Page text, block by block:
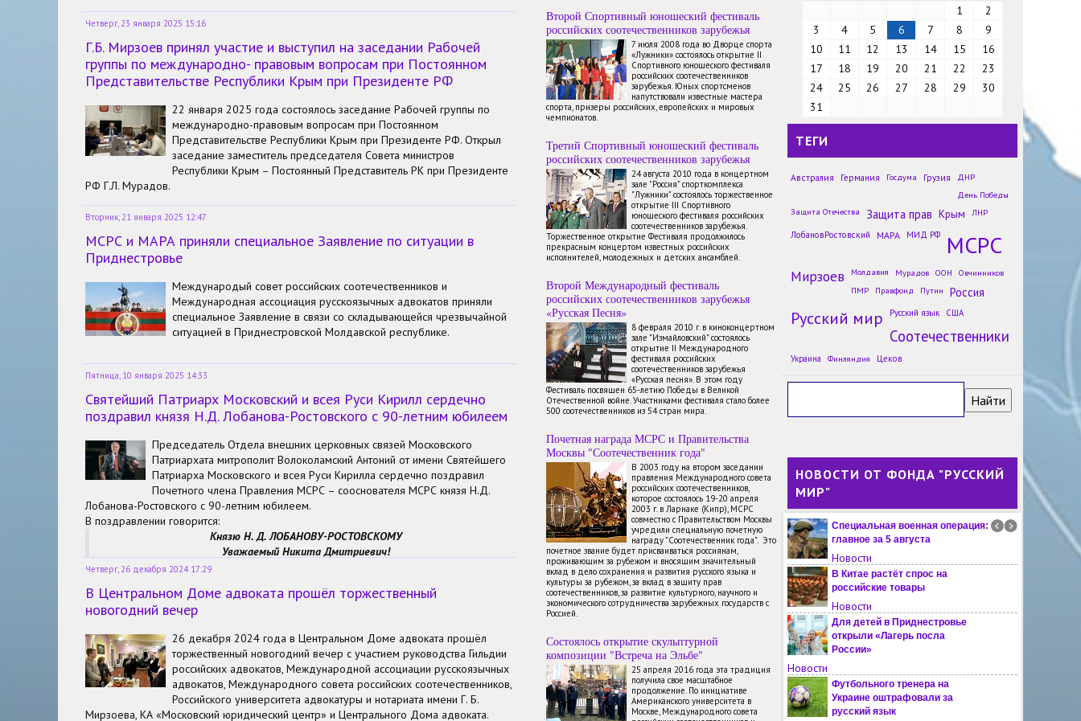
Четверг, 23 января 2025 15:16
Г.Б. Мирзоев принял участие и выступил на заседании Рабочей
группы по международно- правовым вопросам при Постоянном
Представительстве Республики Крым при Президенте РФ
22 января 2025 года состоялось заседание Рабочей группы по
международно-правовым вопросам при Постоянном
Представительстве Республики Крым при Президенте РФ. Открыл
заседание заместитель председателя Совета министров
Республики Крым – Постоянный Представитель РК при Президенте
РФ Г.Л. Мурадов.
Вторник, 21 января 2025 12:47
МСРС и МАРА приняли специальное Заявление по ситуации в
Приднестровье
Международый совет российских соотечественников и
Международная ассоциация русскоязычных адвокатов приняли
специальное Заявление в связи со складывающейся чрезвычайной
ситуацией в Приднестровской Молдавской республике.
Пятница, 10 января 2025 14:33
Святейший Патриарх Московский и всея Руси Кирилл сердечно
поздравил князя Н.Д. Лобанова-Ростовского с 90-летним юбилеем
Председатель Отдела внешних церковных связей Московского
Патриархата митрополит Волоколамский Антоний от имени Святейшего
Патриарха Московского и всея Руси Кирилла сердечно поздравил
Почетного члена Правления МСРС – сооснователя МСРС князя Н.Д.
Лобанова-Ростовского с 90-летним юбилеем.
В поздравлении говорится:
Князю Н. Д. ЛОБАНОВУ-РОСТОВСКОМУ
Уважаемый Никита Дмитриевич!
От имени Святейшего Патриарха Московского и всея Руси Кирилла сердечно
Ваш жизненный путь, исполненный преданности православной вере и Отечеству,
вдохновляет многих соотечественников. Будучи прямым потомком славного рода
Четверг, 26 декабря 2024 17:29
В Центральном Доме адвоката прошёл торжественный
новогодний вечер
26 декабря 2024 года в Центральном Доме адвоката прошёл
торжественный новогодний вечер с участием руководства Гильдии
российских адвокатов, Международной ассоциации русскоязычных
адвокатов, Международного совета российских соотечественников,
Российского университета адвокатуры и нотариата имени Г. Б.
Мирзоева, КА «Московский юридический центр» и Центрального Дома адвоката.
Второй Спортивный юношеский фестиваль
российских соотечественников зарубежья
7 июля 2008 года во Дворце спорта
«Лужники» состоялось открытие II
Спортивного юношеского фестиваля
российских соотечественников
зарубежья. Юных спортсменов
напутствовали известные мастера
спорта, призеры российских, европейских и мировых
чемпионатов.
Третий Спортивный юношеский фестиваль
российских соотечественников зарубежья
24 августа 2010 года в концертном
зале "Россия" спорткомплекса
"Лужники" состоялось торжественное
открытие III Спортивного
юношеского фестиваля российских
соотечественников зарубежья.
Торжественное открытие Фестиваля продолжилось
прекрасным концертом известных российских
исполнителей, молодежных и детских ансамблей.
Второй Международный фестиваль
российских соотечественников зарубежья
«Русская Песня»
8 февраля 2010 г. в киноконцертном
зале "Измайловский" состоялось
открытие II Международного
фестиваля российских
соотечественников зарубежья
«Русская песня». В этом году
Фестиваль посвящен 65-летию Победы в Великой
Отечественной войне. Участниками фестиваля стало более
500 соотечественников из 54 стран мира.
Почетная награда МСРС и Правительства
Москвы "Соотечественник года"
В 2003 году на втором заседании
правления Международного совета
российских соотечественников,
которое состоялось 19-20 апреля
2003 г. в Ларнаке (Кипр), МСРС
совместно с Правительством Москвы
учредили специальную почетную
награду "Соотечественник года". Это
почетное звание будет присваиваться россиянам,
проживающим за рубежом и вносящим значительный
вклад в дело сохранения и развития русского языка и
культуры за рубежом, за вклад в защиту прав
соотечественников, за развитие культурного, научного и
экономического сотрудничества зарубежных государств с
Россией.
Состоялось открытие скульптурной
композиции "Встреча на Эльбе"
25 апреля 2016 года эта традиция
получила свое масштабное
продолжение. По инициативе
Американского университета в
Москве, Международного совета
1
2
3
4 5 6 7 8
9
10
11 12 13 14 15
16
17
18 19 20 21 22
23
24
25 26 27 28 29
30
31
ТЕГИ
Австралия Германия Госдума Грузия
ДНР
День Победы
Защита Отечества Защита прав Крым
ЛНР
ЛобановРостовский
МАРА МИД РФ МСРС
Мирзоев Молдавия Мурадов ООН
Овчинников
ПМР
Правфонд Путин Россия
Русский мир Русский язык США
Соотечественники
Украина Финляндия Цеков
НОВОСТИ ОТ ФОНДА "РУССКИЙ
МИР"
Участники международной
экспедиции «Ледокол знаний»
отправились на Северный
Победители конкурса «Моя
семья в истории» учатся в
Москве
Русисты из-за рубежа проходят
обучение в летней школе в
Иркутске
Посол Пакистана назвал
Новости
Фотовыставка о России
Новости
Специальная военная операция:
главное за 5 августа
Новости
В Китае растёт спрос на
российские товары
Новости
Для детей в Приднестровье
открыли «Лагерь посла
России»
Новости
Футбольного тренера на
Украине оштрафовали за
русский язык